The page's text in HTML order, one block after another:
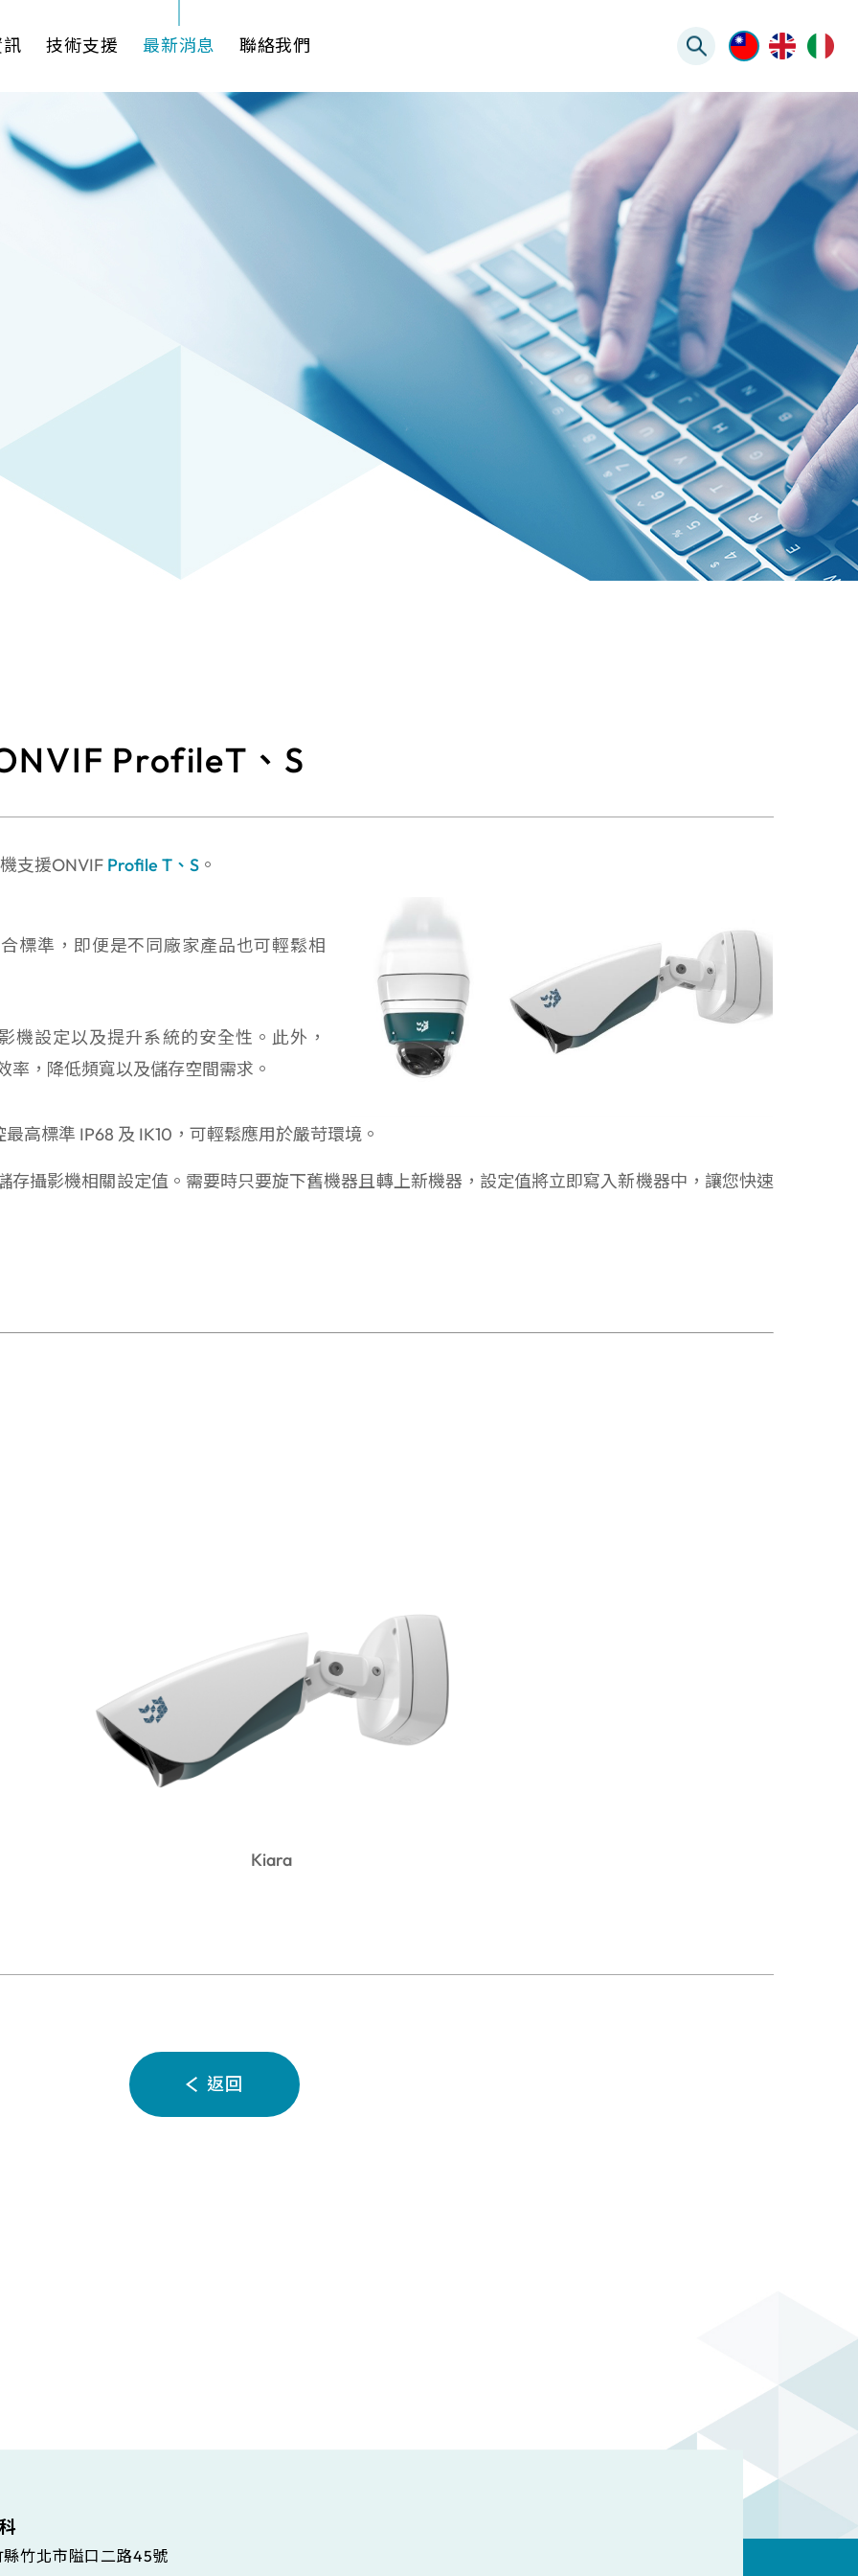
體
AI VMS 影像管理平台
決方案
輕量化監控(16-32路)
大範圍監控(64-256路)
Spark攝影機
Omnieye攝影機
技術支援 最新消息 聯絡我們
ProfileT、S
支援ONVIF Profile T、S 。
標準，即便是不同廠家產品也可輕鬆相
機設定以及提升系統的安全性。此外，
，降低頻寬以及儲存空間需求。
高標準 IP68 及 IK10，可輕鬆應用於嚴苛環境。
存攝影機相關設定值。需要時只要旋下舊機器且轉上新機器，設定值將立即寫入新機器中，讓您快速
Kiara
返回
竹北市隘口二路45號